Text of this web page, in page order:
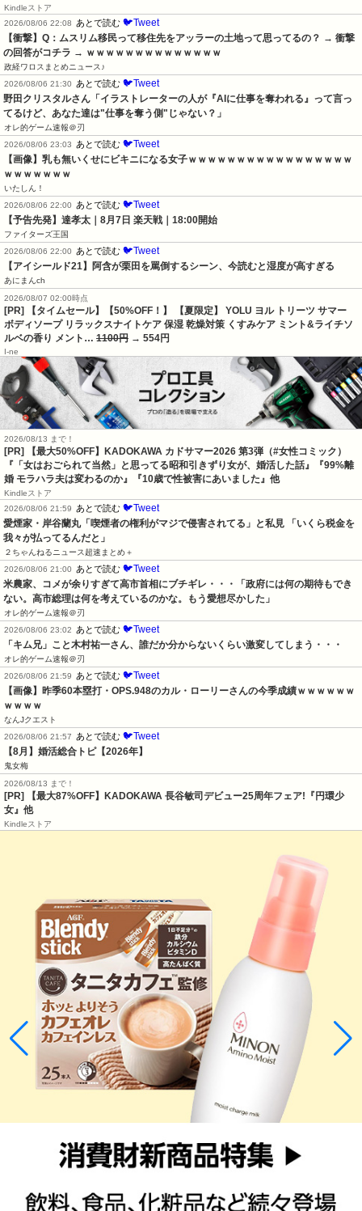
Kindleストア
2026/08/06 22:08
あとで読む 🐦Tweet
【衝撃】Q：ムスリム移民って移住先をアッラーの土地って思ってるの？ → 衝撃
の回答がコチラ → ｗｗｗｗｗｗｗｗｗｗｗｗｗｗ
政経ワロスまとめニュース♪
2026/08/06 21:30
あとで読む 🐦Tweet
野田クリスタルさん「イラストレーターの人が『AIに仕事を奪われる』って言っ
てるけど、あなた達は"仕事を奪う側"じゃない？」
オレ的ゲーム速報＠刃
2026/08/06 23:03
あとで読む 🐦Tweet
【画像】乳も無いくせにビキニになる女子ｗｗｗｗｗｗｗｗｗｗｗｗｗｗｗｗｗ
ｗｗｗｗｗｗｗ
いたしん！
2026/08/06 22:00
あとで読む 🐦Tweet
【予告先発】達孝太｜8月7日 楽天戦｜18:00開始
ファイターズ王国
2026/08/06 22:00
あとで読む 🐦Tweet
【アイシールド21】阿含が栗田を罵倒するシーン、今読むと湿度が高すぎる
あにまんch
2026/08/07 02:00時点
[PR] 【タイムセール】【50%OFF！】 【夏限定】 YOLU ヨル トリーツ サマー
ボディソープ リラックスナイトケア 保湿 乾燥対策 くすみケア ミント&ライチソ
ルベの香り メント… 1100円 → 554円
I-ne
2026/08/13 まで！
[PR]
【最大50%OFF】KADOKAWA カドサマー2026 第3弾（#女性コミック）
『「女はおごられて当然」と思ってる昭和引きずり女が、婚活した話』『99%離
婚 モラハラ夫は変わるのか』『10歳で性被害にあいました』他
Kindleストア
2026/08/06 21:59
あとで読む 🐦Tweet
愛煙家・岸谷蘭丸「喫煙者の権利がマジで侵害されてる」と私見 「いくら税金を
我々が払ってるんだと」
２ちゃんねるニュース超速まとめ＋
2026/08/06 21:00
あとで読む 🐦Tweet
米農家、コメが余りすぎて高市首相にブチギレ・・・「政府には何の期待もでき
ない。高市総理は何を考えているのかな。もう愛想尽かした」
オレ的ゲーム速報＠刃
2026/08/06 23:02
あとで読む 🐦Tweet
「キム兄」こと木村祐一さん、誰だか分からないくらい激変してしまう・・・
オレ的ゲーム速報＠刃
2026/08/06 21:59
あとで読む 🐦Tweet
【画像】昨季60本塁打・OPS.948のカル・ローリーさんの今季成績ｗｗｗｗｗｗ
ｗｗｗｗ
なんJクエスト
2026/08/06 21:57
あとで読む 🐦Tweet
【8月】婚活総合トピ【2026年】
鬼女梅
2026/08/13 まで！
[PR] 【最大87%OFF】KADOKAWA 長谷敏司デビュー25周年フェア!『円環少
女』他
Kindleストア